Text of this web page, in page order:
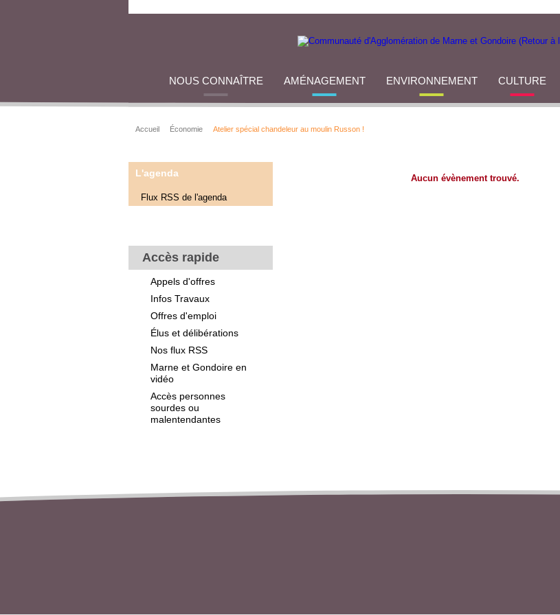
NOUS CONNAÎTRE AMÉNAGEMENT ENVIRONNEMENT CULTURE
Accueil Économie Atelier spécial chandeleur au moulin Russon !
L'agenda
Flux RSS de l'agenda
Accès rapide
Appels d'offres
Infos Travaux
Offres d'emploi
Élus et délibérations
Nos flux RSS
Marne et Gondoire en
vidéo
Accès personnes
sourdes ou
malentendantes
Aucun évènement trouvé.